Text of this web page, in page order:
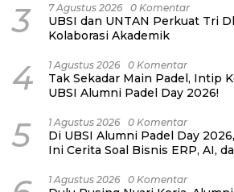
3 7 Agustus 2026 0 Komentar
UBSI dan UNTAN Perkuat Tri
Kolaborasi Akademik
4 1 Agustus 2026 0 Komentar
Tak Sekadar Main Padel, Intip
UBSI Alumni Padel Day 2026!
5 1 Agustus 2026 0 Komentar
Di UBSI Alumni Padel Day
Ini Cerita Soal Bisnis ERP, AI,
1 Agustus 2026 0 Komentar